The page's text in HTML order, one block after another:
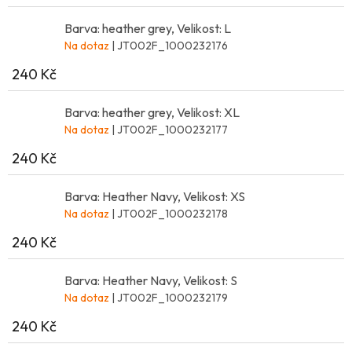
Barva: heather grey, Velikost: L
Na dotaz | JT002F_1000232176
240 Kč
Barva: heather grey, Velikost: XL
Na dotaz | JT002F_1000232177
240 Kč
Barva: Heather Navy, Velikost: XS
Na dotaz | JT002F_1000232178
240 Kč
Barva: Heather Navy, Velikost: S
Na dotaz | JT002F_1000232179
240 Kč